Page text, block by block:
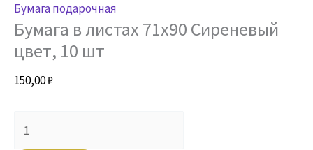
Бумага подарочная
Бумага в листах 71х90 Сиреневый
цвет, 10 шт
150,00₽
товара